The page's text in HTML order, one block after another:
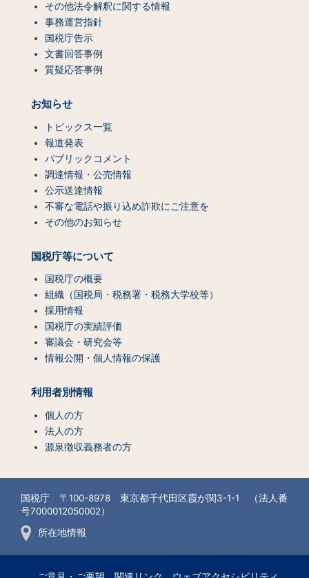
その他法令解釈に関する情報
事務運営指針
国税庁告示
文書回答事例
質疑応答事例
お知らせ
トピックス一覧
報道発表
パブリックコメント
調達情報・公売情報
公示送達情報
不審な電話や振り込め詐欺にご注意を
その他のお知らせ
国税庁等について
国税庁の概要
組織（国税局・税務署・税務大学校等）
採用情報
国税庁の実績評価
審議会・研究会等
情報公開・個人情報の保護
利用者別情報
個人の方
法人の方
源泉徴収義務者の方
国税庁 〒100-8978 東京都千代田区霞が関3-1-1 （法人番
号7000012050002）
所在地情報